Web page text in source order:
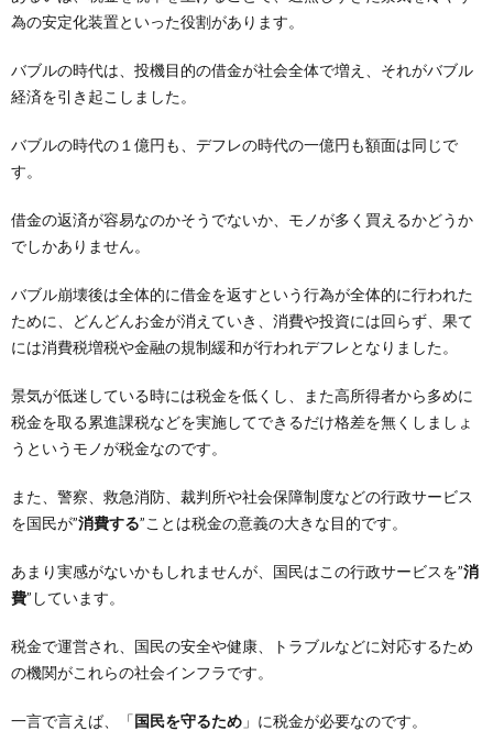
為の安定化装置といった役割があります。
バブルの時代は、投機目的の借金が社会全体で増え、それがバブル
経済を引き起こしました。
バブルの時代の１億円も、デフレの時代の一億円も額面は同じで
す。
借金の返済が容易なのかそうでないか、モノが多く買えるかどうか
でしかありません。
バブル崩壊後は全体的に借金を返すという行為が全体的に行われた
ために、どんどんお金が消えていき、消費や投資には回らず、果て
には消費税増税や金融の規制緩和が行われデフレとなりました。
景気が低迷している時には税金を低くし、また高所得者から多めに
税金を取る累進課税などを実施してできるだけ格差を無くしましょ
うというモノが税金なのです。
また、警察、救急消防、裁判所や社会保障制度などの行政サービス
を国民が”消費する”ことは税金の意義の大きな目的です。
あまり実感がないかもしれませんが、国民はこの行政サービスを”消
費”しています。
税金で運営され、国民の安全や健康、トラブルなどに対応するため
の機関がこれらの社会インフラです。
一言で言えば、「国民を守るため 」に税金が必要なのです。